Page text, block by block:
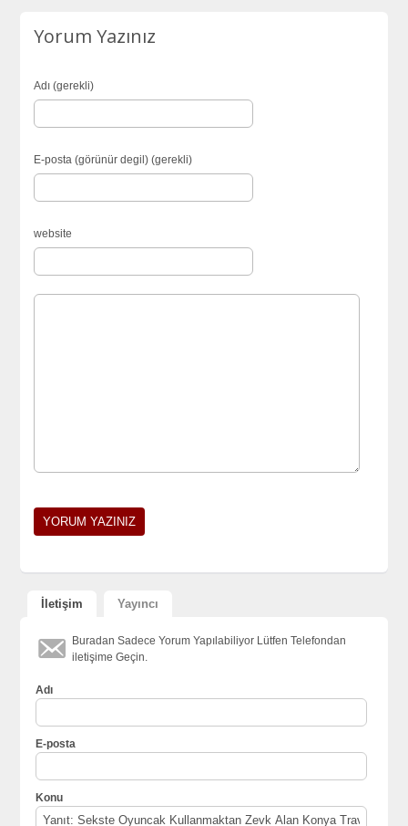
Yorum Yazınız
Adı (gerekli)
E-posta (görünür degil) (gerekli)
website
İletişim Yayıncı
Buradan Sadece Yorum Yapılabiliyor Lütfen Telefondan
iletişime Geçin.
Adı
E-posta
Konu